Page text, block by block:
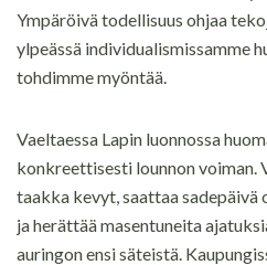
Ympäröivä todellisuus ohjaa
ylpeässä individualismissamme
tohdimme myöntää.
Vaeltaessa Lapin luonnossa
konkreettisesti lounnon voiman.
taakka kevyt, saattaa
ja herättää masentuneita
auringon ensi säteistä.